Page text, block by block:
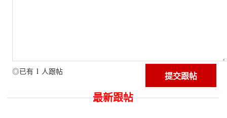
◎已有 1 人跟帖
最新跟帖